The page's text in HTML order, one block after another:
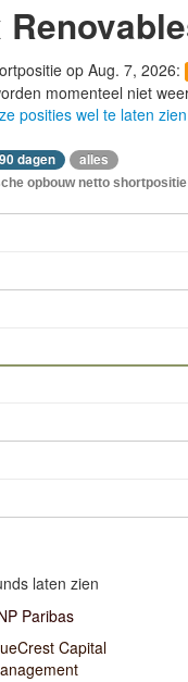
op Aug. 7, 2026:
momenteel niet
posities wel te laten zien
90 dagen alles
opbouw netto
laten zien
Paribas
Capital